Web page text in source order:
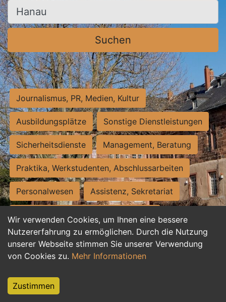
Wir verwenden Cookies, um Ihnen eine bessere
Nutzererfahrung zu ermöglichen. Durch die Nutzung
unserer Webseite stimmen Sie unserer Verwendung
von Cookies zu. Mehr Informationen
Zustimmen
Ort, Stadt
Suchen
Journalismus, PR, Medien, Kultur
Ausbildungsplätze Sonstige Dienstleistungen
Sicherheitsdienste Management, Beratung
Praktika, Werkstudenten, Abschlussarbeiten
Personalwesen Assistenz, Sekretariat
Hilfskräfte, Aushilfs- und Nebenjobs
Einkauf, Logistik, Materialwirtschaft
Weiterbildung, Studium, duale Ausbildung
Tourismus